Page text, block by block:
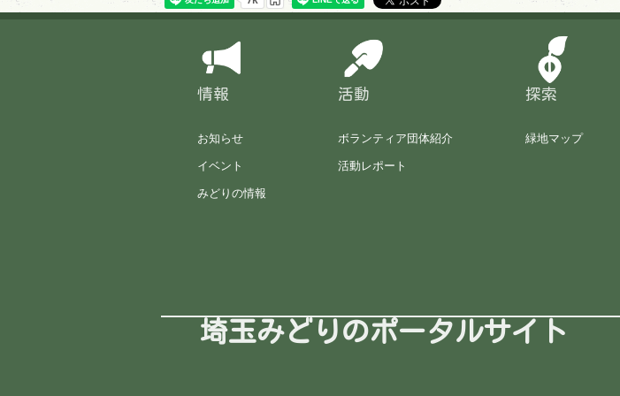
情報
お知らせ
イベント
みどりの情報
活動
ボランティア団体紹介
活動レポート
探索
緑地マップ
埼玉みどりのポータルサイト